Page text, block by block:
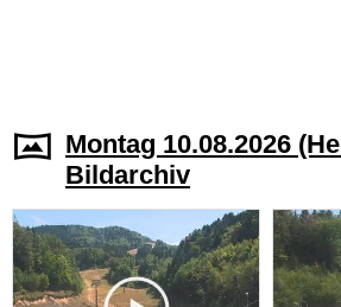
Montag 10.08.2026
Bildarchiv